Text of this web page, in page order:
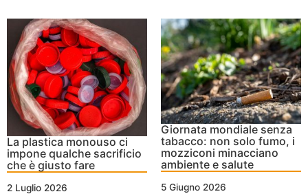
La plastica monouso ci
impone qualche sacrificio
che è giusto fare
2 Luglio 2026
Giornata mondiale senza
tabacco: non solo fumo, i
mozziconi minacciano
ambiente e salute
5 Giugno 2026